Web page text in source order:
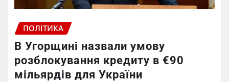
ПОЛІТИКА
В Угорщині назвали умову
розблокування кредиту в €90
мільярдів для України